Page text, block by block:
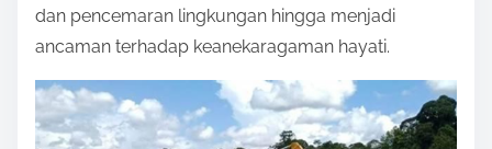
dan pencemaran lingkungan hingga menjadi
ancaman terhadap keanekaragaman hayati.